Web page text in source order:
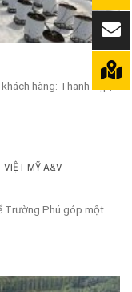
hàng: Thanh nẹp,
VIỆT MỸ A&V
Trường Phú góp một